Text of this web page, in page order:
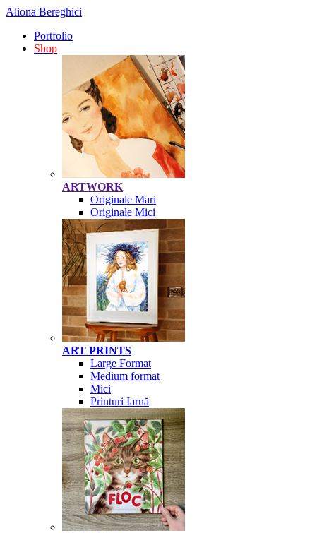
Aliona Bereghici
Portfolio
Shop
ARTWORK
Originale Mari
Originale Mici
ART PRINTS
Large Format
Medium format
Mici
Printuri Iarnă